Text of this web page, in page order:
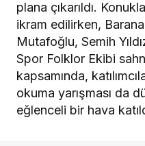
plana çıkarıldı.
ikram edilirken,
Mutafoğlu, Semih
Spor Folklor Ekibi
kapsamında,
okuma yarışması da
eğlenceli bir hava